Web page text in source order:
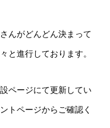
んがどんどん決まって
と進行しております。
ページにて更新してい
トページからご確認く